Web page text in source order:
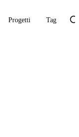
Progetti Tag